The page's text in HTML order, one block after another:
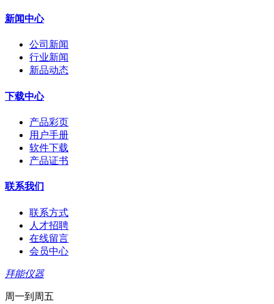
新闻中心
公司新闻
行业新闻
新品动态
下载中心
产品彩页
用户手册
软件下载
产品证书
联系我们
联系方式
人才招聘
在线留言
会员中心
拜能仪器
周一到周五